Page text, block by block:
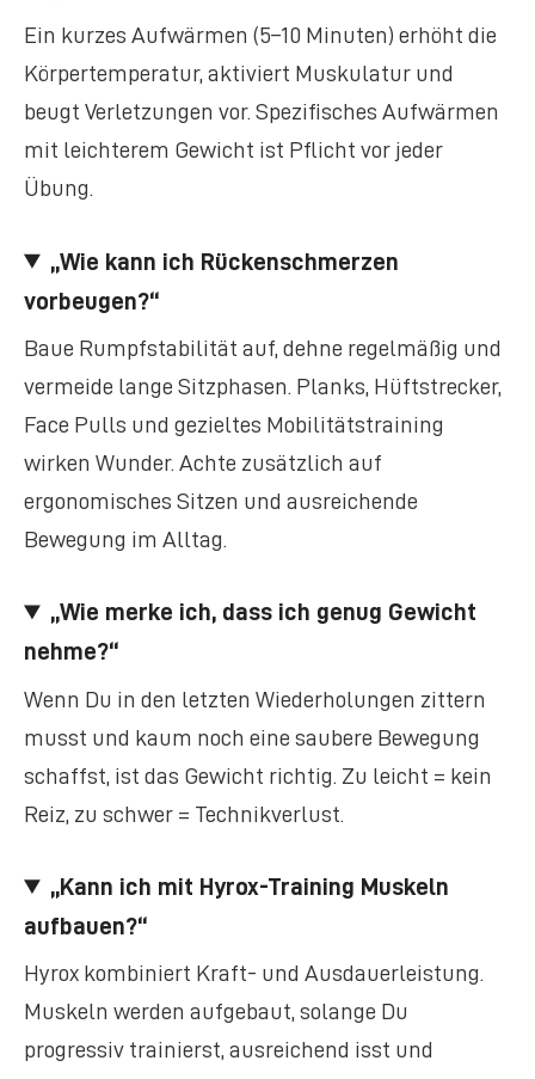
Ein kurzes Aufwärmen (5–10 Minuten) erhöht die
Körpertemperatur, aktiviert Muskulatur und
beugt Verletzungen vor. Spezifisches Aufwärmen
mit leichterem Gewicht ist Pflicht vor jeder
Übung.
„Wie kann ich Rückenschmerzen
vorbeugen?“
Baue Rumpfstabilität auf, dehne regelmäßig und
vermeide lange Sitzphasen. Planks, Hüftstrecker,
Face Pulls und gezieltes Mobilitätstraining
wirken Wunder. Achte zusätzlich auf
ergonomisches Sitzen und ausreichende
Bewegung im Alltag.
„Wie merke ich, dass ich genug Gewicht
nehme?“
Wenn Du in den letzten Wiederholungen zittern
musst und kaum noch eine saubere Bewegung
schaffst, ist das Gewicht richtig. Zu leicht = kein
Reiz, zu schwer = Technikverlust.
„Kann ich mit Hyrox-Training Muskeln
aufbauen?“
Hyrox kombiniert Kraft- und Ausdauerleistung.
Muskeln werden aufgebaut, solange Du
progressiv trainierst, ausreichend isst und